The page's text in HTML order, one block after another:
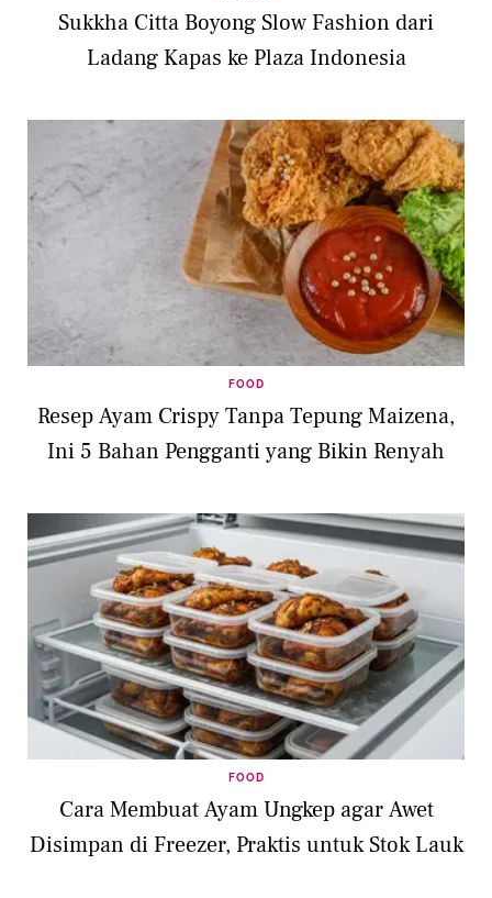
Sukkha Citta Boyong Slow Fashion dari
Ladang Kapas ke Plaza Indonesia
FOOD
Resep Ayam Crispy Tanpa Tepung Maizena,
Ini 5 Bahan Pengganti yang Bikin Renyah
FOOD
Cara Membuat Ayam Ungkep agar Awet
Disimpan di Freezer, Praktis untuk Stok Lauk